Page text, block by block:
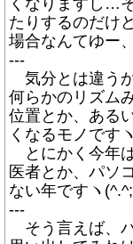
くなりますし…
たりするのだけ
場合なんてゆー
---
気分とは違う
何らかのリズム
位置とか、ある
くなるモノです
とにかく今年
医者とか、パソ
ない年ですヽ
---
そう言えば、